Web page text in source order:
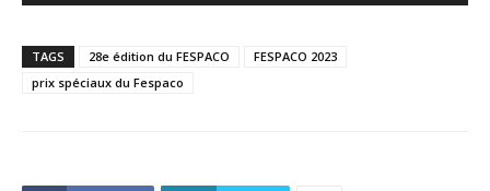
TAGS 28e édition du FESPACO
FESPACO 2023
prix spéciaux du Fespaco